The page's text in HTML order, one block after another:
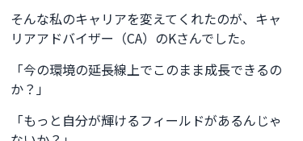
そんな私のキャリアを変えてくれたのが、キャ
リアアドバイザー（CA）のKさんでした。
「今の環境の延長線上でこのまま成長できるの
か？」
「もっと自分が輝けるフィールドがあるんじゃ